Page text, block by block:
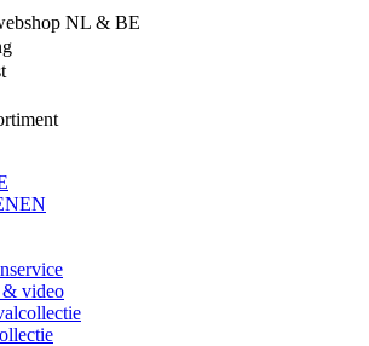
NL & BE
video